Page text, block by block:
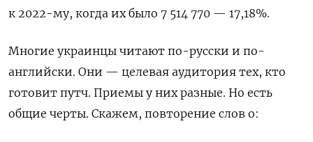
к 2022-му, когда их было 7 514 770 — 17,18%.
Многие украинцы читают по-русски и по-
английски. Они — целевая аудитория тех, кто
готовит путч. Приемы у них разные. Но есть
общие черты. Скажем, повторение слов о: